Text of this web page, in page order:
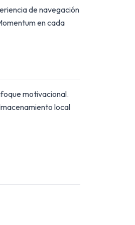
de navegación
en cada
motivacional.
local